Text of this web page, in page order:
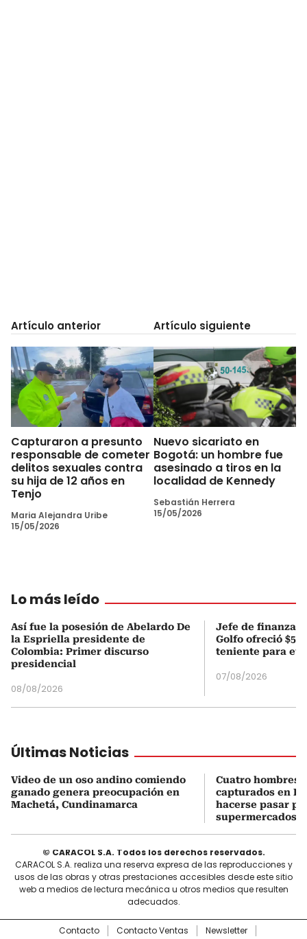
Artículo anterior
Capturaron a presunto
responsable de cometer
delitos sexuales contra
su hija de 12 años en
Tenjo
Maria Alejandra Uribe
15/05/2026
Artículo siguiente
Nuevo sicariato en
Bogotá: un hombre fue
asesinado a tiros en la
localidad de Kennedy
Sebastián Herrera
15/05/2026
Lo más leído
Así fue la posesión de Abelardo De
la Espriella presidente de
Colombia: Primer discurso
presidencial
08/08/2026
Jefe de finanzas
Golfo ofreció
teniente para
07/08/2026
Últimas Noticias
Video de un oso andino comiendo
ganado genera preocupación en
Machetá, Cundinamarca
Cuatro hombres
capturados en
hacerse pasar
supermercados
© CARACOL S.A. Todos los derechos reservados.
CARACOL S.A. realiza una reserva expresa de las reproducciones y
usos de las obras y otras prestaciones accesibles desde este sitio
web a medios de lectura mecánica u otros medios que resulten
adecuados.
Contacto Contacto Ventas Newsletter